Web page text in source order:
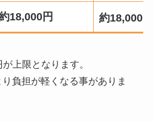
18,000円 約18,000
上限となります。
負担が軽くなる事がありま